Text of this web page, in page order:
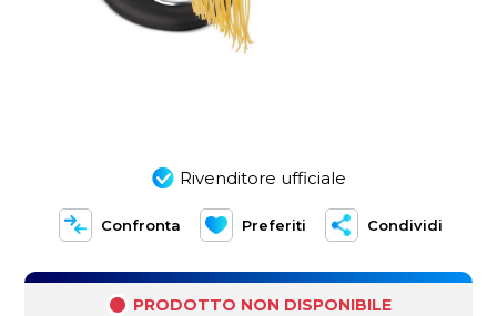
Rivenditore ufficiale
Confronta Preferiti Condividi
PRODOTTO NON DISPONIBILE